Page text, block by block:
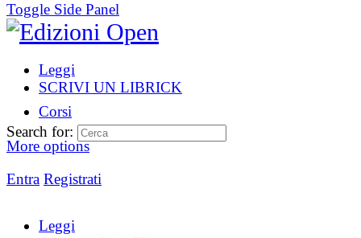
Toggle Side Panel
Leggi
SCRIVI UN LIBRICK
Corsi
More options
Entra Registrati
Search for:
Leggi